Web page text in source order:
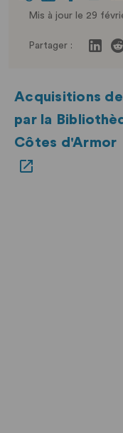
Mis à jour le 29
Partager :
Acquisitions
par la
Côtes d'Armor